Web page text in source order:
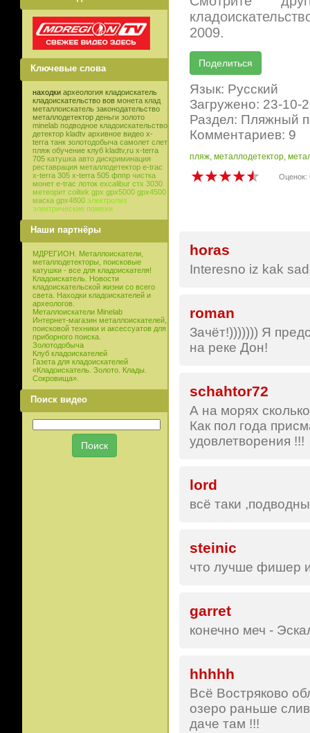
Ключевые слова
находки археология кладоискатель
кладоискательство вов монета клад
металлоискатель законодательство
металлодетектор деньги золото
minelab подводное кладоискательство
детектор kladtv архивное видео x-
terra танк золотодобыча самолет слет
пляж обучение клуб kladtv,ru x-terra
705 катушка авто дискриминация
реставрация металлодетектор e-trac
x-terra 305 x-terra 505 фппр чистка
монет e-trac лоток excalibur стх 3030
метеорит coiltek gpx gpx5000 gpx4500
маска gpx4800 электролиз
электрические помехи
Наши партнёры
МДРЕГИОН. Металлоискатели,
металлодетекторы, поисковые
катушки - все для кладоискателя!
Кладоискатель. Новости
кладоискательской жизни со всего
света. Находки кладоискателей и
археологов.
Металлоискатели Minelab
Интернет-магазин металлоискателей,
поисковой техники и аксессуатов для
приборного поиска.
Золотодобыча
Клуб кладоискателей
Газета для кладоискателей
«Кладоискатель. Золото. Клады.
Сокровища».
Поиск видео
2009.
Язык: Русский
Загружено: 23-10-
Раздел: Пляжный
Комментариев: 9
пляж, металлодетектор,
Оценок:
horas
Interesno iz kak
roman
Зачёт!))))))) Я
на реке Дон!
schahtor72
А на морях
Как пол года
удовлетворения !!!
lord
всё таки
steinic
что лучше фишер
garret
конечно меч -
hhhhh
Всё Востряково
озеро раньше
даче там !!!